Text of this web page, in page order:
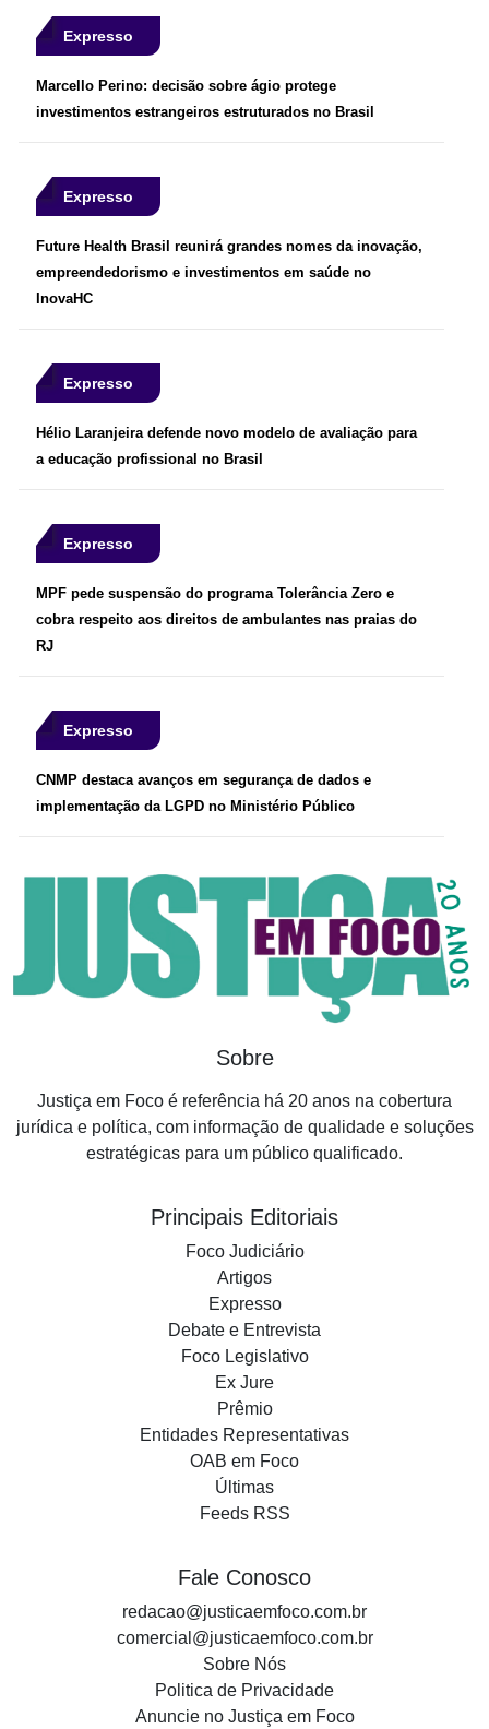
Expresso
Marcello Perino: decisão sobre ágio protege
investimentos estrangeiros estruturados no Brasil
Expresso
Future Health Brasil reunirá grandes nomes da inovação,
empreendedorismo e investimentos em saúde no
InovaHC
Expresso
Hélio Laranjeira defende novo modelo de avaliação para
a educação profissional no Brasil
Expresso
MPF pede suspensão do programa Tolerância Zero e
cobra respeito aos direitos de ambulantes nas praias do
RJ
Expresso
CNMP destaca avanços em segurança de dados e
implementação da LGPD no Ministério Público
Sobre
Justiça em Foco é referência há 20 anos na cobertura
jurídica e política, com informação de qualidade e soluções
estratégicas para um público qualificado.
Principais Editoriais
Foco Judiciário
Artigos
Expresso
Debate e Entrevista
Foco Legislativo
Ex Jure
Prêmio
Entidades Representativas
OAB em Foco
Últimas
Feeds RSS
Fale Conosco
redacao@justicaemfoco.com.br
comercial@justicaemfoco.com.br
Sobre Nós
Politica de Privacidade
Anuncie no Justiça em Foco